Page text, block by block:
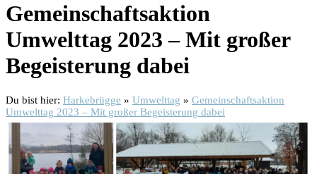
Gemeinschaftsaktion
Umwelttag 2023 – Mit großer
Begeisterung dabei
Du bist hier: Harkebrügge » Umwelttag » Gemeinschaftsaktion
Umwelttag 2023 – Mit großer Begeisterung dabei